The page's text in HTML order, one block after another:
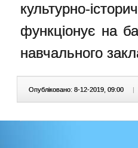
культурно-
функціонує на
навчального
Опубліковано: 8-12-2019, 09:00 |